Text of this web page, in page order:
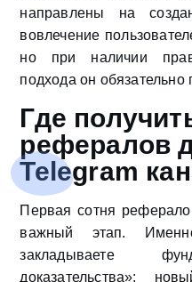
направлены на
вовлечение
но при наличии
подхода он обязательно
Где
рефералов
Telegram
Первая сотня
важный этап.
закладываете
доказательства»: